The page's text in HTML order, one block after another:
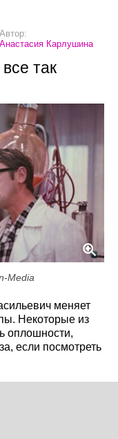
Автор:
Анастасия Карлушина
так
Media
меняет
Некоторые из
оплошности,
если посмотреть